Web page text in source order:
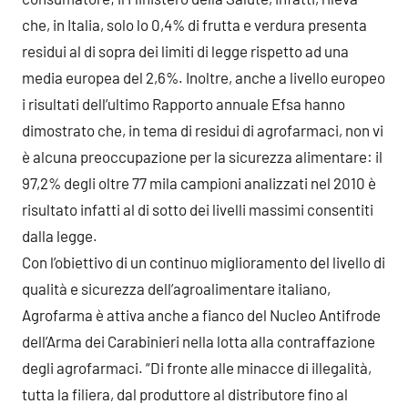
che, in Italia, solo lo 0,4% di frutta e verdura presenta
residui al di sopra dei limiti di legge rispetto ad una
media europea del 2,6%. Inoltre, anche a livello europeo
i risultati dell’ultimo Rapporto annuale Efsa hanno
dimostrato che, in tema di residui di agrofarmaci, non vi
è alcuna preoccupazione per la sicurezza alimentare: il
97,2% degli oltre 77 mila campioni analizzati nel 2010 è
risultato infatti al di sotto dei livelli massimi consentiti
dalla legge.
Con l’obiettivo di un continuo miglioramento del livello di
qualità e sicurezza dell’agroalimentare italiano,
Agrofarma è attiva anche a fianco del Nucleo Antifrode
dell’Arma dei Carabinieri nella lotta alla contraffazione
degli agrofarmaci. “Di fronte alle minacce di illegalità,
tutta la filiera, dal produttore al distributore fino al